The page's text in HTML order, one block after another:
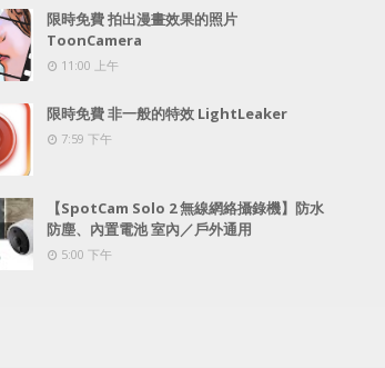
限時免費 拍出漫畫效果的照片
ToonCamera
11:00 上午
限時免費 非一般的特效 LightLeaker
7:59 下午
【SpotCam Solo 2 無線網絡攝錄機】防水
防塵、內置電池 室內／戶外通用
5:00 下午